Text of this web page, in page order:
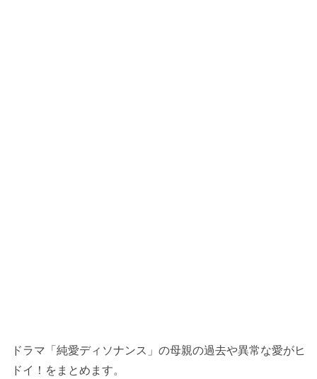
ドラマ「純愛ディソナンス」の母親の過去や異常な愛がヒ
ドイ！をまとめます。